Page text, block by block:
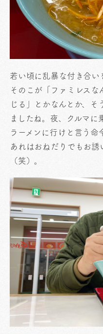
若い頃に乱暴な付き合い
そのこが「ファミレスな
じる」とかなんとか、そ
ましたね。夜、クルマ
ラーメンに行けと言う命
あれはおねだりでもお誘
（笑）。